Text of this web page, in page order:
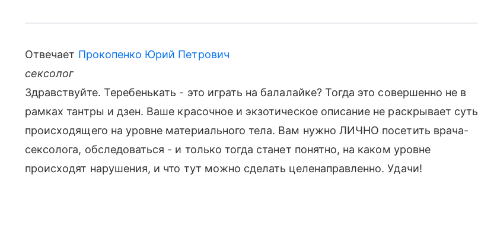
Отвечает Прокопенко Юрий Петрович
сексолог
Здравствуйте. Теребенькать - это играть на балалайке? Тогда это совершенно не в
рамках тантры и дзен. Ваше красочное и экзотическое описание не раскрывает суть
происходящего на уровне материального тела. Вам нужно ЛИЧНО посетить врача-
сексолога, обследоваться - и только тогда станет понятно, на каком уровне
происходят нарушения, и что тут можно сделать целенаправленно. Удачи!